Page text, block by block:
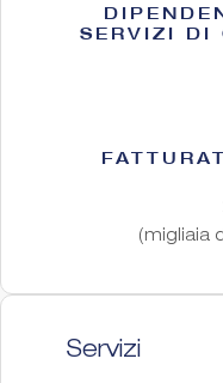
SERVIZI DI
(migliaia
Servizi